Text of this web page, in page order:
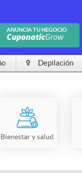
ANUNCIA TU NEGOCIO
Depilación
Bienestar y salud